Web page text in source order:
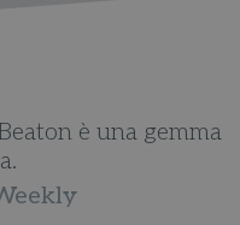
è una gemma